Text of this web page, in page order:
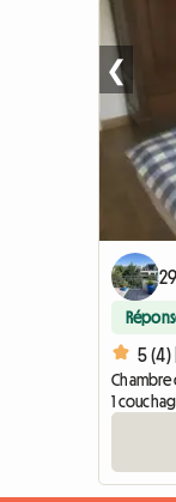
❮
5 (4)
Chambre
1